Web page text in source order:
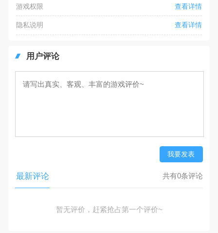
游戏权限 查看详情
隐私说明 查看详情
用户评论
我要发表
最新评论 共有0条评论
暂无评价，赶紧抢占第一个评价~